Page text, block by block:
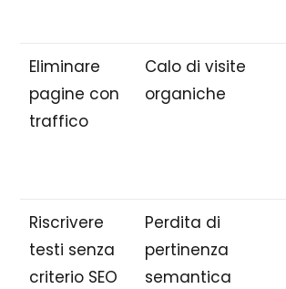
Eliminare
pagine con
traffico
Calo di visite
organiche
Riscrivere
testi senza
criterio SEO
Perdita di
pertinenza
semantica